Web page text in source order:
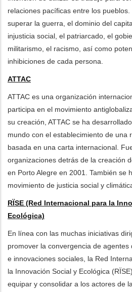
relaciones pacíficas entre los
superar la guerra, el dominio del
injusticia social, el patriarcado, el
militarismo, el racismo, así como
inhibiciones de cada persona.
ATTAC
ATTAC es una organización
participa en el movimiento
su creación, ATTAC se ha
mundo con el establecimiento de una
basada en una carta internacional.
organizaciones detrás de la creación
en Porto Alegre en 2001. También se
movimiento de justicia social y
RÏSE (Red Internacional para la
Ecológica)
En línea con las muchas iniciativas
promover la convergencia de agentes
e innovaciones sociales, la Red
la Innovación Social y Ecológica
equipar y consolidar a los actores de